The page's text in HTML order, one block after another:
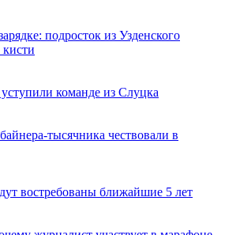
подросток из Узденского
команде из Слуцка
тысячника чествовали в
востребованы ближайшие 5 лет